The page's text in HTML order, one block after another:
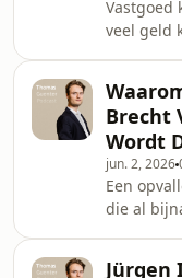
selecteert
hoe
biljonair
de
Vastgoed
veel geld
eerst
over
locatie en
oprichter
bouwde
Brecht
Wordt
jun. 2, 2026
Een
die al
Jürgen